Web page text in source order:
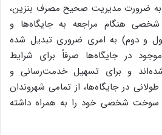
به ضرورت مدیریت صحیح مصرف بنزین،
هنگام مراجعه به جایگاه‌ها و
و دوم) به امری ضروری تبدیل شده
در جایگاه‌ها صرفاً برای شرایط
و برای تسهیل خدمت‌رسانی و
در جایگاه‌ها، از تمامی شهروندان
سوخت شخصی خود را به همراه داشته